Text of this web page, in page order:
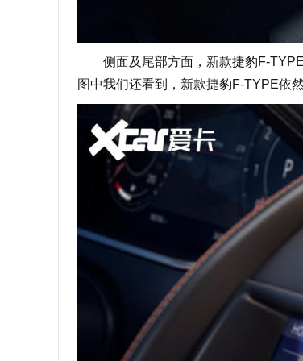
侧面及尾部方面，新款捷豹F-TYPE
图中我们还看到，新款捷豹F-TYPE依